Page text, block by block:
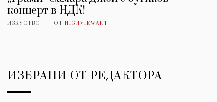
концерт в НДК!
ИЗКУСТВО ОТ HIGHVIEWART
ИЗБРАНИ ОТ РЕДАКТОРА